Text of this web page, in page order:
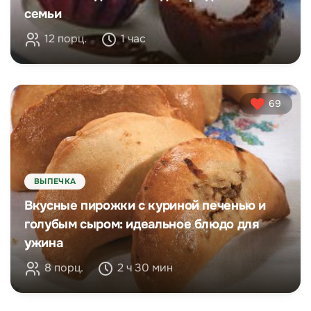
семьи
12 порц. 1 час
69
ВЫПЕЧКА
Вкусные пирожки с куриной печенью и
голубым сыром: идеальное блюдо для
ужина
8 порц. 2 ч 30 мин